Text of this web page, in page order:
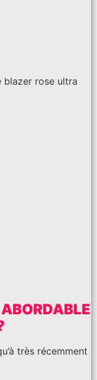
blazer rose ultra
très récemment